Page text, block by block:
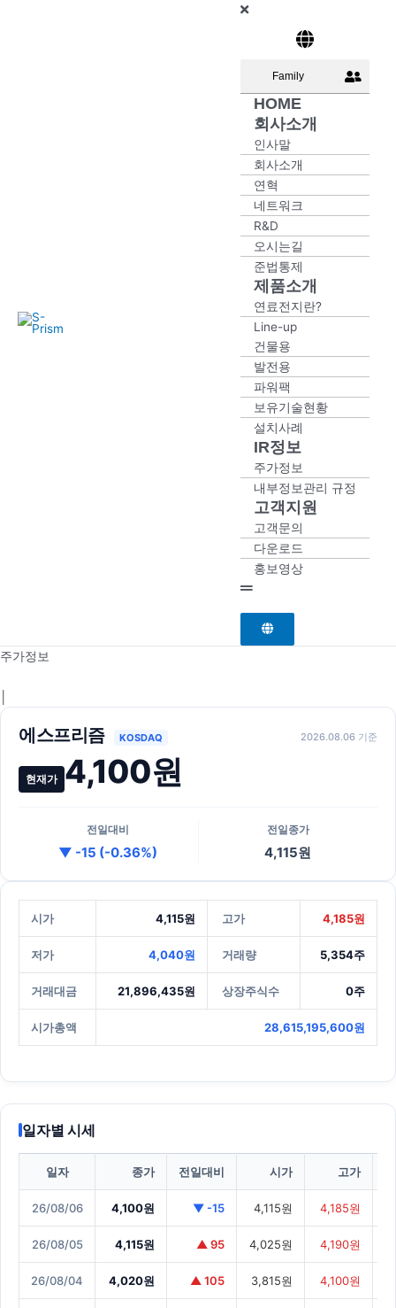
Family
Main
HOME
회사소개
인사말
회사소개
연혁
네트워크
R&D
오시는길
준법통제
제품소개
연료전지란?
Line-up
건물용
발전용
파워팩
보유기술현황
설치사례
IR정보
주가정보
내부정보관리 규정
고객지원
고객문의
다운로드
홍보영상
주가정보
에스프리즘 KOSDAQ 2026.08.06 기준
현재가 4,100원
전일대비
▼ -15 (-0.36%)
전일종가
4,115원
시가 4,115원 고가 4,185원
저가 4,040원 거래량 5,354주
거래대금 21,896,435원 상장주식수 0주
시가총액 28,615,195,600원
일자별 시세
일자 종가 전일대비 시가 고가
26/08/06 4,100원 ▼ -15 4,115원 4,185원
26/08/05 4,115원 ▲ 95 4,025원 4,190원
26/08/04 4,020원 ▲ 105 3,815원 4,100원